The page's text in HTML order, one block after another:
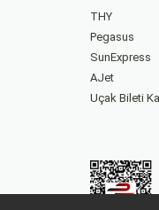
THY
Pegasus
SunExpress
AJet
Uçak Bileti